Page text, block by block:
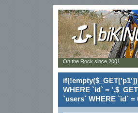
WHERE `id` =
`users` WHERE `id` =
On the Rock since 2001